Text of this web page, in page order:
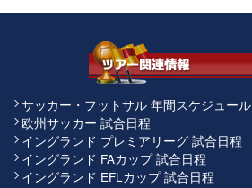
サッカー・フットサル 年間スケジュール
欧州サッカー 試合日程
イングランド プレミアリーグ 試合日程
イングランド FAカップ 試合日程
イングランド EFLカップ 試合日程